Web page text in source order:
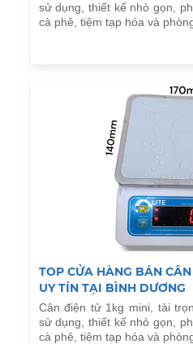
sử dụng, thiết kế nhỏ gọn,
cà phê, tiệm tạp hóa và
TOP CỬA HÀNG BÁN
UY TÍN TẠI BÌNH DƯƠNG
Cân điện tử 1kg mini, tải
sử dụng, thiết kế nhỏ gọn,
cà phê, tiệm tạp hóa và